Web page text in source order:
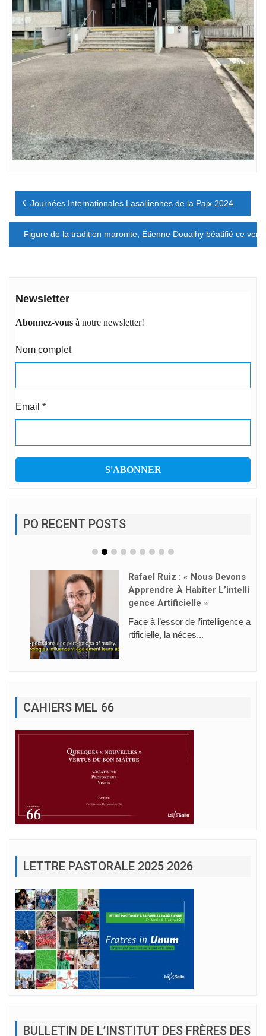
Navigation
l’article
Journées Internationales Lasalliennes de la Paix 2024.
Figure de la tradition maronite, Étienne Douaihy béatifié ce
Newsletter
Abonnez-vous à notre newsletter!
Nom complet
Email *
PO RECENT POSTS
Rafael Ruiz : « Nous Devons
Apprendre À Habiter L’intelli
Gence Artificielle »
Face à l’essor de l’intelligence a
rtificielle, la néces...
CAHIERS MEL 66
LETTRE PASTORALE 2025 2026
BULLETIN DE L’INSTITUT DES FRÈRES DES